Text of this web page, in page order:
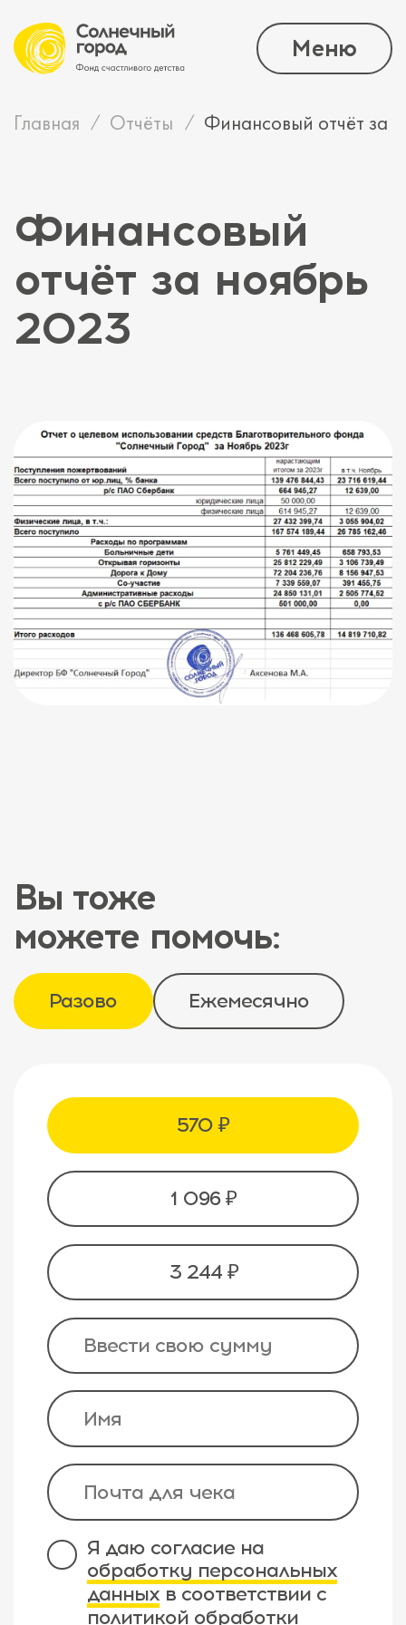
Меню
Главная Отчёты Финансовый отчёт за
Финансовый
отчёт за ноябрь
2023
Вы тоже
можете помочь:
Разово Ежемесячно
570 ₽
1 096 ₽
3 244 ₽
Я даю согласие на
обработку персональных
данныхв соответствии с
политикой обработки